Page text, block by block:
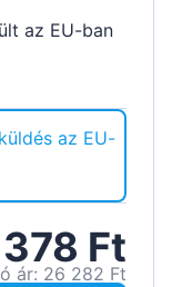
az EU-ban
az EU-
Ft
ár: 26 282 Ft